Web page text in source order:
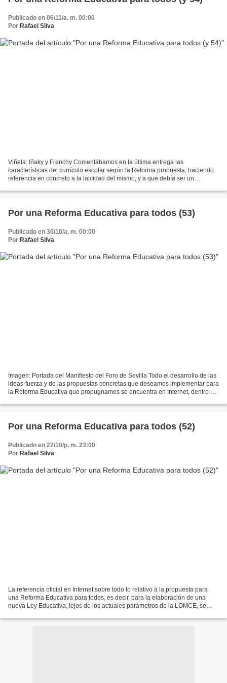
Publicado en 06/11/a. m. 00:00
Por Rafael Silva
Viñeta: Iñaky y Frenchy Comentábamos en la última entrega las
características del currículo escolar según la Reforma propuesta, haciendo
referencia en concreto a la laicidad del mismo, y a que debía ser un
Por una Reforma Educativa para todos (53)
Publicado en 30/10/a. m. 00:00
Por Rafael Silva
Imagen: Portada del Manifiesto del Foro de Sevilla Todo el desarrollo de las
ideas-fuerza y de las propuestas concretas que deseamos implementar para
la Reforma Educativa que propugnamos se encuentra en Internet, dentro del
Por una Reforma Educativa para todos (52)
Publicado en 22/10/p. m. 23:00
Por Rafael Silva
La referencia oficial en Internet sobre todo lo relativo a la propuesta para
una Reforma Educativa para todos, es decir, para la elaboración de una
nueva Ley Educativa, lejos de los actuales parámetros de la LOMCE, se